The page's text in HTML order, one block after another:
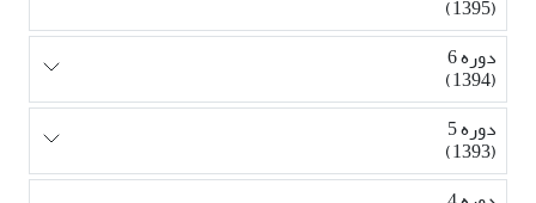
(1395)
دوره 6
(1394)
دوره 5
(1393)